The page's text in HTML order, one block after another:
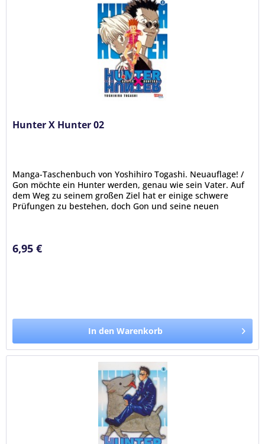
Hunter X Hunter 02
Manga-Taschenbuch von Yoshihiro Togashi. Neuauflage! /
Gon möchte ein Hunter werden, genau wie sein Vater. Auf
dem Weg zu seinem großen Ziel hat er einige schwere
Prüfungen zu bestehen, doch Gon und seine neuen
6,95 €
In den Warenkorb